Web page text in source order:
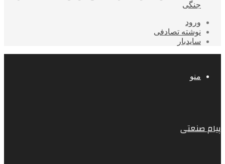
جنگی
ورود
نوشته تصادفی
سایدبار
منو
پیام صنعتی